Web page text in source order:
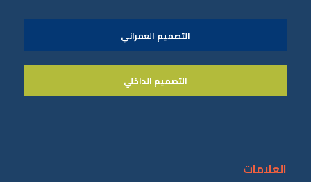
التصميم العمراني
التصميم الداخلي
العلامات